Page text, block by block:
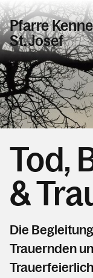
Pfarre
St. Josef
Aktuelles &
Taufe
Tod,
Firmung ab
Heiraten
Tod,
&
Die
Trauernden